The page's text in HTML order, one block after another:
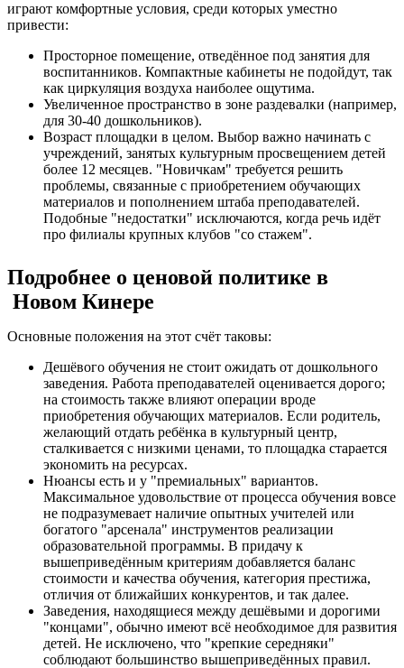
играют комфортные условия, среди которых уместно
привести:
Просторное помещение, отведённое под занятия для
воспитанников. Компактные кабинеты не подойдут, так
как циркуляция воздуха наиболее ощутима.
Увеличенное пространство в зоне раздевалки (например,
для 30-40 дошкольников).
Возраст площадки в целом. Выбор важно начинать с
учреждений, занятых культурным просвещением детей
более 12 месяцев. "Новичкам" требуется решить
проблемы, связанные с приобретением обучающих
материалов и пополнением штаба преподавателей.
Подобные "недостатки" исключаются, когда речь идёт
про филиалы крупных клубов "со стажем".
Подробнее о ценовой политике в
Новом Кинере
Основные положения на этот счёт таковы:
Дешёвого обучения не стоит ожидать от дошкольного
заведения. Работа преподавателей оценивается дорого;
на стоимость также влияют операции вроде
приобретения обучающих материалов. Если родитель,
желающий отдать ребёнка в культурный центр,
сталкивается с низкими ценами, то площадка старается
экономить на ресурсах.
Нюансы есть и у "премиальных" вариантов.
Максимальное удовольствие от процесса обучения вовсе
не подразумевает наличие опытных учителей или
богатого "арсенала" инструментов реализации
образовательной программы. В придачу к
вышеприведённым критериям добавляется баланс
стоимости и качества обучения, категория престижа,
отличия от ближайших конкурентов, и так далее.
Заведения, находящиеся между дешёвыми и дорогими
"концами", обычно имеют всё необходимое для развития
детей. Не исключено, что "крепкие середняки"
соблюдают большинство вышеприведённых правил.